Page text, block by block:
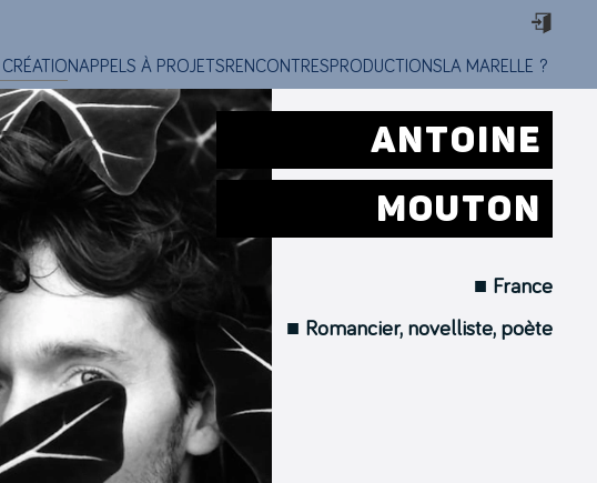
CRÉATIONAPPELS À PROJETSRENCONTRESPRODUCTIONS LA MARELLE ?
ANTOINE
MOUTON
■ France
■ Romancier, novelliste, poète